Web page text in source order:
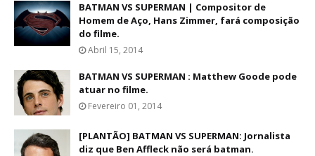
BATMAN VS SUPERMAN | Compositor de
Homem de Aço, Hans Zimmer, fará composição
do filme.
Abril 15, 2014
BATMAN VS SUPERMAN : Matthew Goode pode
atuar no filme.
Fevereiro 01, 2014
[PLANTÃO] BATMAN VS SUPERMAN: Jornalista
diz que Ben Affleck não será batman.